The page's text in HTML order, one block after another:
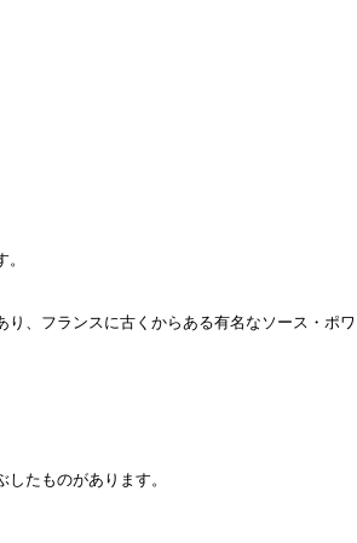
、フランスに古くからある有名なソース・ポワ
たものがあります。